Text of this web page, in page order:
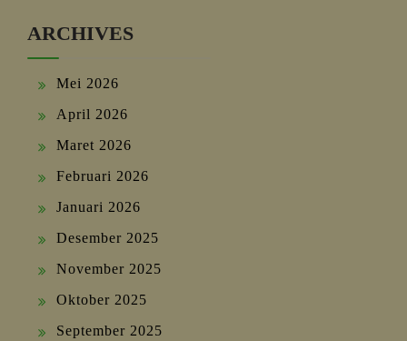
ARCHIVES
Mei 2026
April 2026
Maret 2026
Februari 2026
Januari 2026
Desember 2025
November 2025
Oktober 2025
September 2025